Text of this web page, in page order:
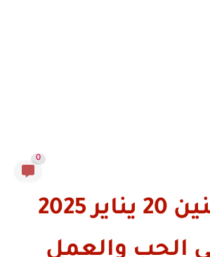
0
أبراج الإثنين 20 يناير 2025
الحب والعمل